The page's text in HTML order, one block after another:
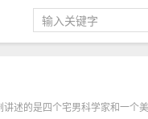
的是四个宅男科学家和一个